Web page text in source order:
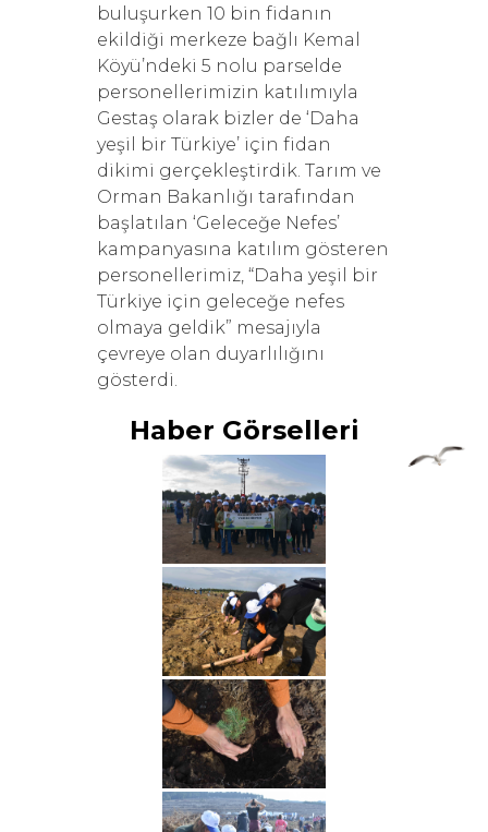
buluşurken 10 bin fidanın
ekildiği merkeze bağlı Kemal
Köyü’ndeki 5 nolu parselde
personellerimizin katılımıyla
Gestaş olarak bizler de ‘Daha
yeşil bir Türkiye’ için fidan
dikimi gerçekleştirdik. Tarım ve
Orman Bakanlığı tarafından
başlatılan ‘Geleceğe Nefes’
kampanyasına katılım gösteren
personellerimiz, “Daha yeşil bir
Türkiye için geleceğe nefes
olmaya geldik” mesajıyla
çevreye olan duyarlılığını
gösterdi.
Haber Görselleri